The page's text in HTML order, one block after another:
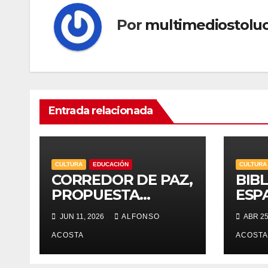
Por
Entrada relacionada
CULTURA EDUCACIÓN
CORREDOR DE PAZ,
PROPUESTA
CULTURAL
JUN 11, 2026 ALFONSO
ACOSTA
CULTURA
ABR
ACOSTA